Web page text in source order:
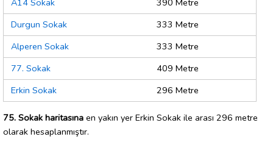
A14 Sokak
390 Metre
Durgun Sokak
333 Metre
Alperen Sokak
333 Metre
77. Sokak
409 Metre
Erkin Sokak
296 Metre
75. Sokak haritasına en yakın yer Erkin Sokak ile arası 296 metre
olarak hesaplanmıştır.